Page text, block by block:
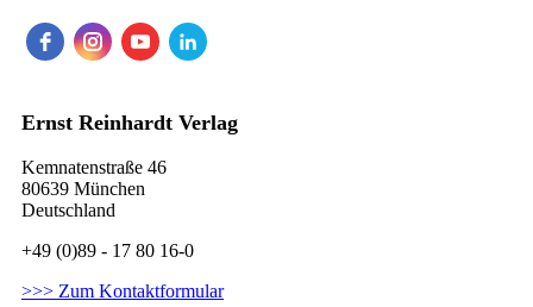
Ernst Reinhardt Verlag
Kemnatenstraße 46
80639 München
Deutschland
+49 (0)89 - 17 80 16-0
>>> Zum Kontaktformular